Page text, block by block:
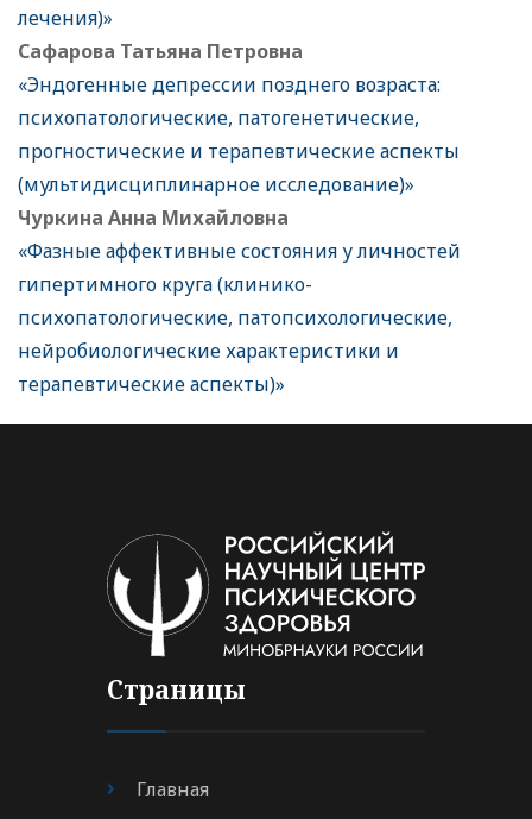
лечения)»
Сафарова Татьяна Петровна
«Эндогенные депрессии позднего возраста:
психопатологические, патогенетические,
прогностические и терапевтические аспекты
(мультидисциплинарное исследование)»
Чуркина Анна Михайловна
«Фазные аффективные состояния у личностей
гипертимного круга (клинико-
психопатологические, патопсихологические,
нейробиологические характеристики и
терапевтические аспекты)»
Страницы
Главная